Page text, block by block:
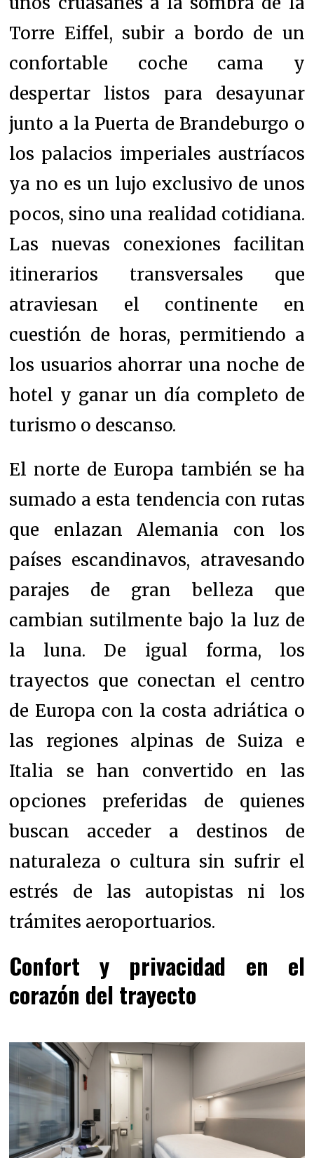
Torre Eiffel, subir a bordo de un
confortable coche cama y
despertar listos para desayunar
junto a la Puerta de Brandeburgo o
los palacios imperiales austríacos
ya no es un lujo exclusivo de unos
pocos, sino una realidad cotidiana.
Las nuevas conexiones facilitan
itinerarios transversales que
atraviesan el continente en
cuestión de horas, permitiendo a
los usuarios ahorrar una noche de
hotel y ganar un día completo de
turismo o descanso.
El norte de Europa también se ha
sumado a esta tendencia con rutas
que enlazan Alemania con los
países escandinavos, atravesando
parajes de gran belleza que
cambian sutilmente bajo la luz de
la luna. De igual forma, los
trayectos que conectan el centro
de Europa con la costa adriática o
las regiones alpinas de Suiza e
Italia se han convertido en las
opciones preferidas de quienes
buscan acceder a destinos de
naturaleza o cultura sin sufrir el
estrés de las autopistas ni los
trámites aeroportuarios.
Confort y privacidad en el
corazón del trayecto